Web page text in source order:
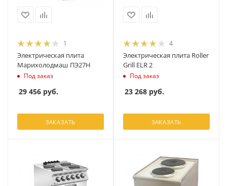
1
Электрическая плита
Марихолодмаш ПЭ27H
Под заказ
29 456 руб.
ЗАКАЗАТЬ
4
Электрическая плита Roller
Grill ELR 2
Под заказ
23 268 руб.
ЗАКАЗАТЬ